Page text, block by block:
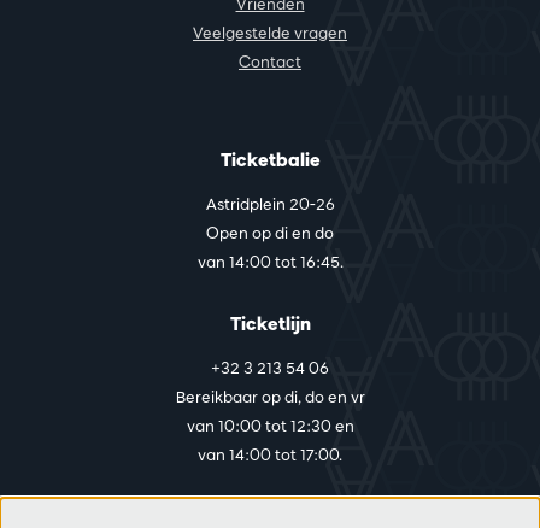
Veelgestelde vragen
Contact
Ticketbalie
Astridplein 20-26
Open op di en do
van 14:00 tot 16:45.
Ticketlijn
+32 3 213 54 06
Bereikbaar op di, do en vr
van 10:00 tot 12:30 en
van 14:00 tot 17:00.